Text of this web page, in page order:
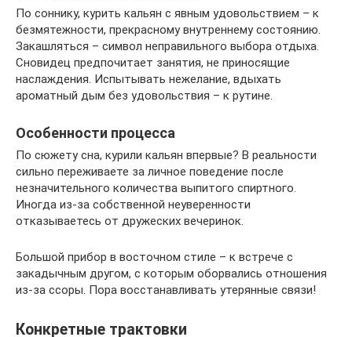
По соннику, курить кальян с явным удовольствием – к
безмятежности, прекрасному внутреннему состоянию.
Закашляться – символ неправильного выбора отдыха.
Сновидец предпочитает занятия, не приносящие
наслаждения. Испытывать нежелание, вдыхать
ароматный дым без удовольствия – к рутине.
Особенности процесса
По сюжету сна, курили кальян впервые? В реальности
сильно переживаете за личное поведение после
незначительного количества выпитого спиртного.
Иногда из-за собственной неуверенности
отказываетесь от дружеских вечеринок.
Большой прибор в восточном стиле – к встрече с
закадычным другом, с которым оборвались отношения
из-за ссоры. Пора восстанавливать утерянные связи!
Конкретные трактовки